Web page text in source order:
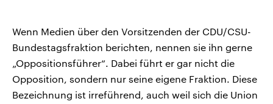
Wenn Medien über den Vorsitzenden der CDU/CSU-
Bundestagsfraktion berichten, nennen sie ihn gerne
„Oppositionsführer“. Dabei führt er gar nicht die
Opposition, sondern nur seine eigene Fraktion. Diese
Bezeichnung ist irreführend, auch weil sich die Union